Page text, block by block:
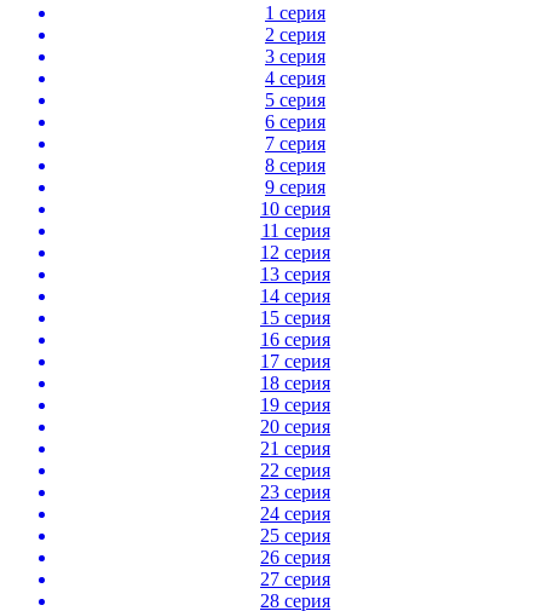
1 серия
2 серия
3 серия
4 серия
5 серия
6 серия
7 серия
8 серия
9 серия
10 серия
11 серия
12 серия
13 серия
14 серия
15 серия
16 серия
17 серия
18 серия
19 серия
20 серия
21 серия
22 серия
23 серия
24 серия
25 серия
26 серия
27 серия
28 серия